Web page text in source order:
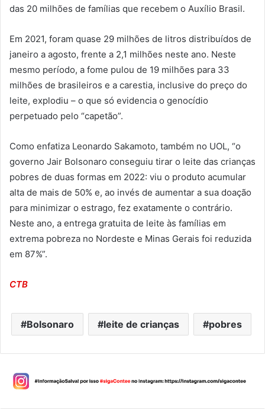
das 20 milhões de famílias que recebem o Auxílio Brasil.
Em 2021, foram quase 29 milhões de litros distribuídos de
janeiro a agosto, frente a 2,1 milhões neste ano. Neste
mesmo período, a fome pulou de 19 milhões para 33
milhões de brasileiros e a carestia, inclusive do preço do
leite, explodiu – o que só evidencia o genocídio
perpetuado pelo “capetão”.
Como enfatiza Leonardo Sakamoto, também no UOL, “o
governo Jair Bolsonaro conseguiu tirar o leite das crianças
pobres de duas formas em 2022: viu o produto acumular
alta de mais de 50% e, ao invés de aumentar a sua doação
para minimizar o estrago, fez exatamente o contrário.
Neste ano, a entrega gratuita de leite às famílias em
extrema pobreza no Nordeste e Minas Gerais foi reduzida
em 87%”.
CTB
Bolsonaro leite de crianças pobres